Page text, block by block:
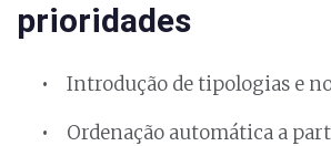
prioridades
Introdução de tipologias e
Ordenação automática a